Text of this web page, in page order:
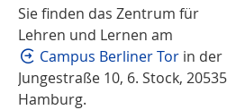
Sie finden das Zentrum für
Lehren und Lernen am
Campus Berliner Tor in der
Jungestraße 10, 6. Stock, 20535
Hamburg.